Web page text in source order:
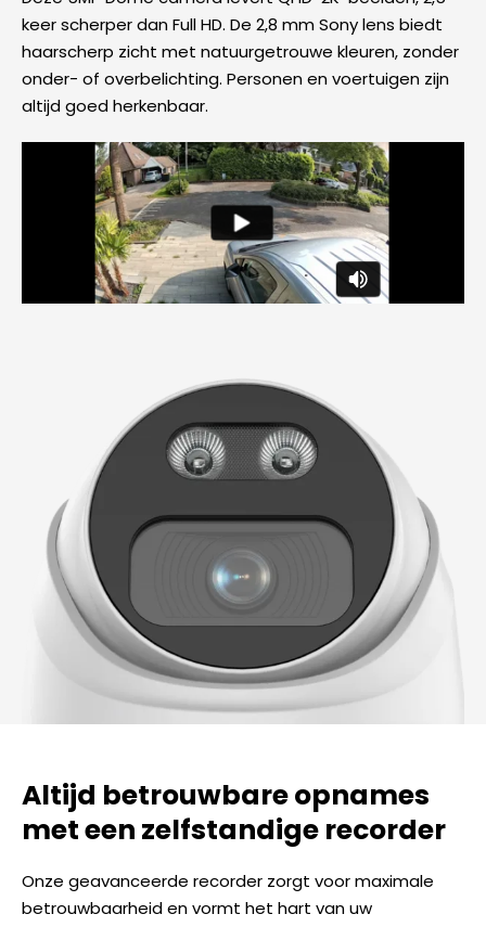
keer scherper dan Full HD. De 2,8 mm Sony lens biedt
haarscherp zicht met natuurgetrouwe kleuren, zonder
onder- of overbelichting. Personen en voertuigen zijn
altijd goed herkenbaar.
Altijd betrouwbare opnames
met een zelfstandige recorder
Onze geavanceerde recorder zorgt voor maximale
betrouwbaarheid en vormt het hart van uw